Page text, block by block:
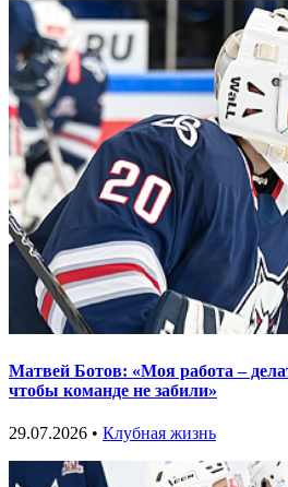
Матвей Ботов: «Моя работа –
чтобы команде не забили»
29.07.2026 • Клубная жизнь